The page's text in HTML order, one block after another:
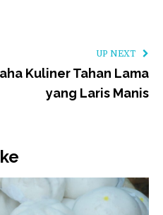
UP NEXT
Kuliner Tahan Lama
yang Laris Manis